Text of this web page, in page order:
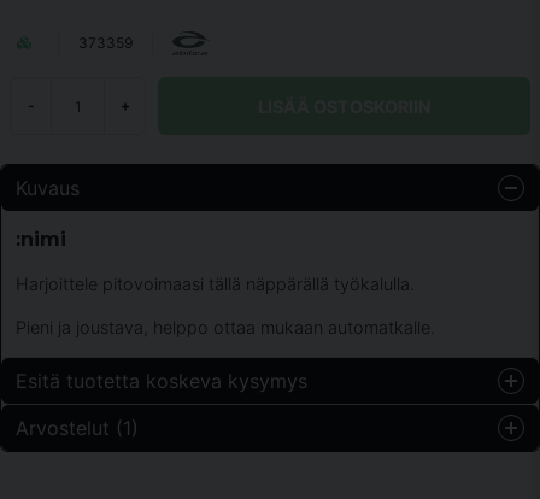
373359
- +
Kuvaus
:nimi
Harjoittele pitovoimaasi tällä näppärällä työkalulla.
Pieni ja joustava, helppo ottaa mukaan automatkalle.
Esitä tuotetta koskeva kysymys
question
Kysy meiltä jotain tästä tuotteesta...
Arvostelut (1)